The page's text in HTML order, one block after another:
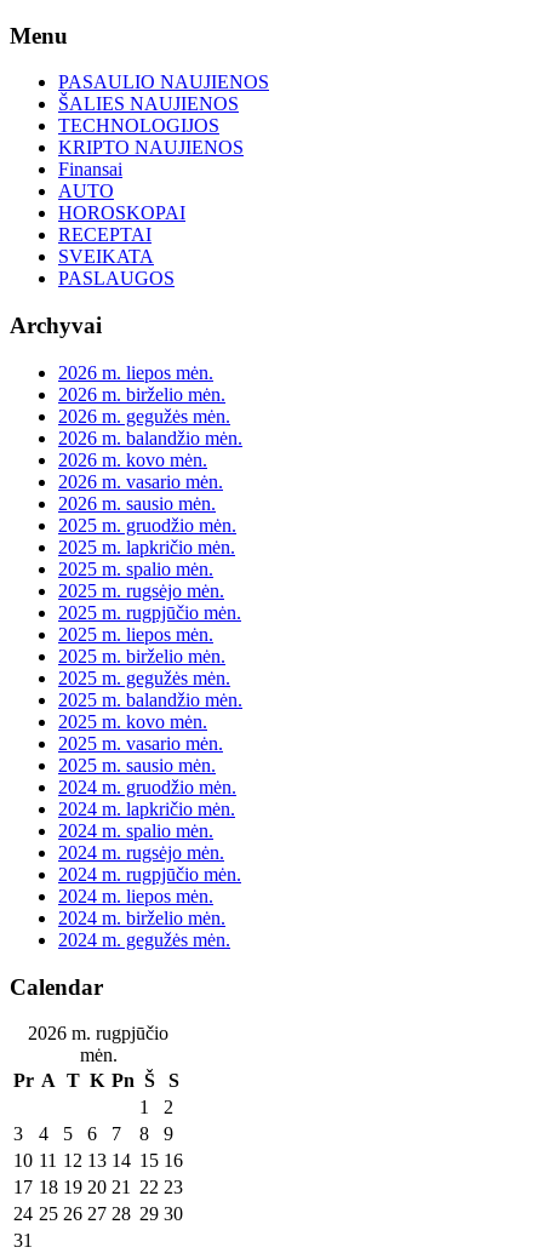
Skip
content
Menu
PASAULIO NAUJIENOS
ŠALIES NAUJIENOS
TECHNOLOGIJOS
KRIPTO NAUJIENOS
Finansai
AUTO
HOROSKOPAI
RECEPTAI
SVEIKATA
PASLAUGOS
Archyvai
2026 m. liepos mėn.
2026 m. birželio mėn.
2026 m. gegužės mėn.
2026 m. balandžio mėn.
2026 m. kovo mėn.
2026 m. vasario mėn.
2026 m. sausio mėn.
2025 m. gruodžio mėn.
2025 m. lapkričio mėn.
2025 m. spalio mėn.
2025 m. rugsėjo mėn.
2025 m. rugpjūčio mėn.
2025 m. liepos mėn.
2025 m. birželio mėn.
2025 m. gegužės mėn.
2025 m. balandžio mėn.
2025 m. kovo mėn.
2025 m. vasario mėn.
2025 m. sausio mėn.
2024 m. gruodžio mėn.
2024 m. lapkričio mėn.
2024 m. spalio mėn.
2024 m. rugsėjo mėn.
2024 m. rugpjūčio mėn.
2024 m. liepos mėn.
2024 m. birželio mėn.
2024 m. gegužės mėn.
Calendar
2026 m. rugpjūčio
mėn.
Pr A T K Pn Š
S
1
2
3
4 5 6 7 8
9
10 11 12 13 14 15 16
17 18 19 20 21 22 23
24 25 26 27 28 29 30
31